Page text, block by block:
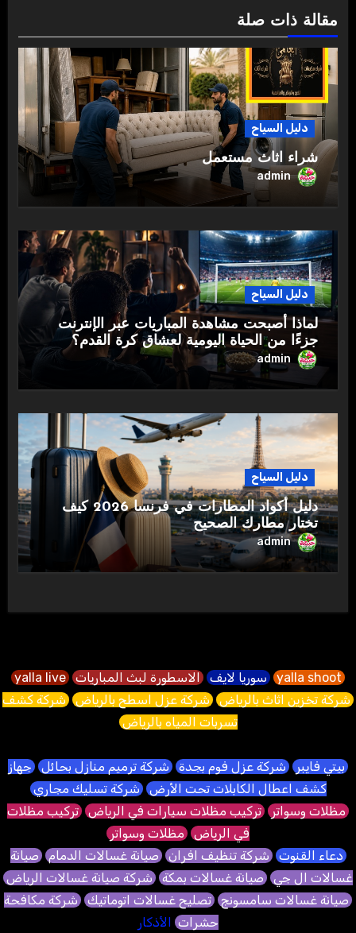
مقالة ذات صلة
دليل السياح
شراء اثاث مستعمل
admin
دليل السياح
لماذا أصبحت مشاهدة المباريات عبر الإنترنت
جزءًا من الحياة اليومية لعشاق كرة القدم؟
admin
دليل السياح
دليل أكواد المطارات في فرنسا 2026 كيف
تختار مطارك الصحيح
admin
yalla shoot سوريا لايف الاسطورة لبث المباريات yalla live
شركة تخزين اثاث بالرياض شركة عزل اسطح بالرياض شركة كشف
تسربات المياه بالرياض
بيتي فايبر شركة عزل فوم بجدة شركة ترميم منازل بحائل جهاز
كشف اعطال الكابلات تحت الأرض شركة تسليك مجاري
مظلات وسواتر تركيب مظلات سيارات في الرياض تركيب مظلات
في الرياض مظلات وسواتر
دعاء القنوت شركة تنظيف افران صيانة غسالات الدمام صيانة
غسالات ال جي صيانة غسالات بمكة شركة صيانة غسالات الرياض
صيانة غسالات سامسونج تصليح غسالات اتوماتيك شركة مكافحة
حشرات الأذكار